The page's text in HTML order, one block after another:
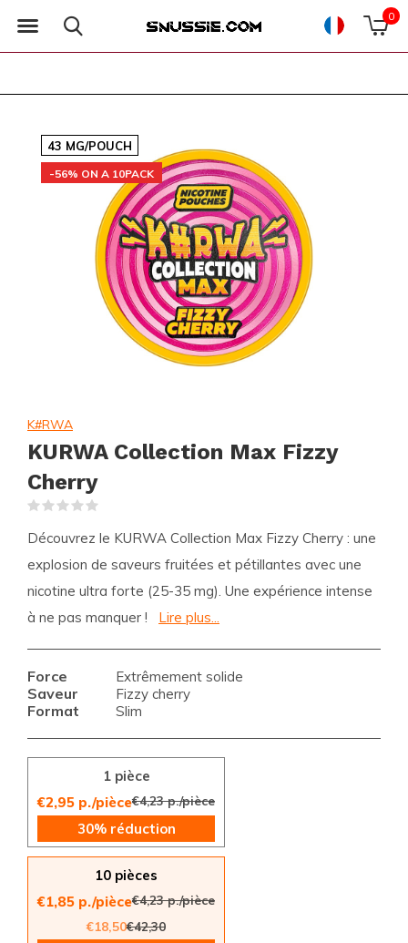
0
43 MG/POUCH
-56% ON A 10PACK
K#RWA
KURWA Collection Max Fizzy
Cherry
Découvrez le KURWA Collection Max Fizzy Cherry : une
explosion de saveurs fruitées et pétillantes avec une
nicotine ultra forte (25-35 mg). Une expérience intense
à ne pas manquer !
Lire plus...
Force Extrêmement solide
Saveur Fizzy cherry
Format Slim
1 pièce
€2,95 p./pièce€4,23 p./pièce
30% réduction
10 pièces
€1,85 p./pièce€4,23 p./pièce
€18,50€42,30